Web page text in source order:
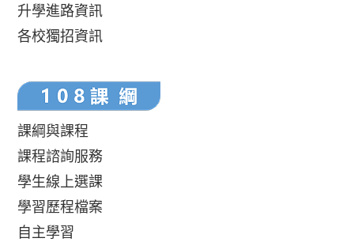
升學進路資訊
各校獨招資訊
課綱與課程
課程諮詢服務
學生線上選課
學習歷程檔案
自主學習